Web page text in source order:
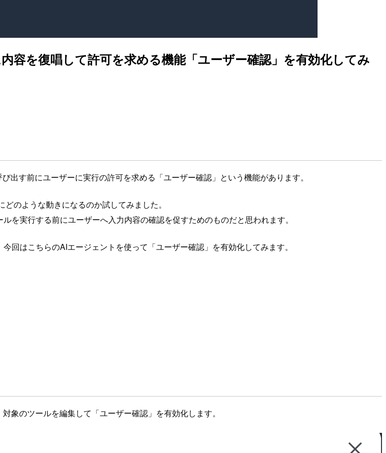
を復唱して許可を求める機能「ユーザー確認」を有効化してみ
す前にユーザーに実行の許可を求める「ユーザー確認」という機能があります。
のような動きになるのか試してみました。
を実行する前にユーザーへ入力内容の確認を促すためのものだと思われます。
回はこちらのAIエージェントを使って「ユーザー確認」を有効化してみます。
象のツールを編集して「ユーザー確認」を有効化します。